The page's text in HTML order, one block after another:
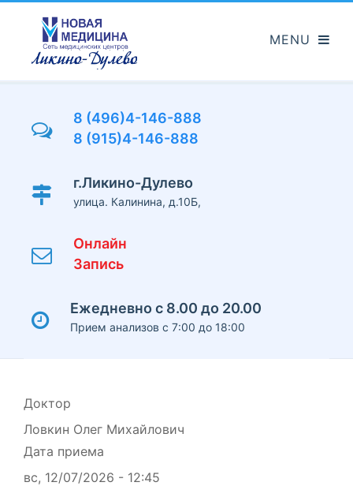
основному
содержанию
8 (496)4-146-888
8 (915)4-146-888
г.Ликино-Дулево
улица. Калинина, д.10Б,
Онлайн
Запись
Ежедневно с 8.00 до 20.00
Прием анализов с 7:00 до 18:00
Доктор
Ловкин Олег Михайлович
Дата приема
вс, 12/07/2026 - 12:45